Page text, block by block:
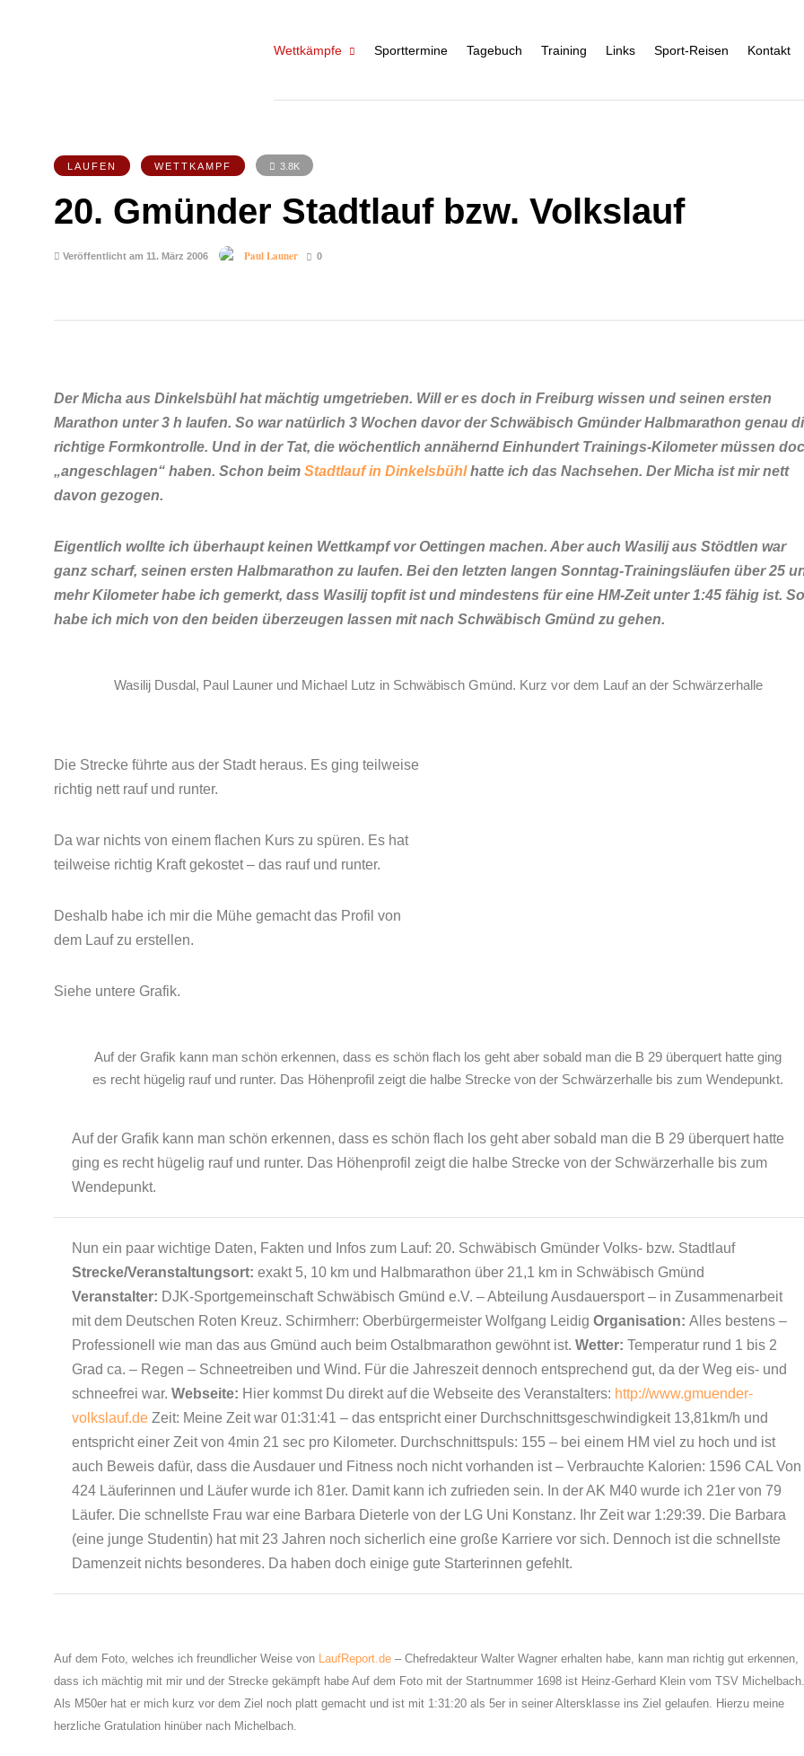
Wettkämpfe Sporttermine Tagebuch Training Links Sport-Reisen Kontakt
LAUFEN WETTKAMPF 3.8K
20. Gmünder Stadtlauf bzw. Volkslauf
Veröffentlicht am 11. März 2006 Paul Launer 0
Der Micha aus Dinkelsbühl hat mächtig umgetrieben. Will er es doch in Freiburg wissen und seinen ersten
Marathon unter 3 h laufen. So war natürlich 3 Wochen davor der Schwäbisch Gmünder Halbmarathon genau
richtige Formkontrolle. Und in der Tat, die wöchentlich annähernd Einhundert Trainings-Kilometer müssen
„angeschlagen“ haben. Schon beim Stadtlauf in Dinkelsbühlhatte ich das Nachsehen. Der Micha ist mir nett
davon gezogen.
Eigentlich wollte ich überhaupt keinen Wettkampf vor Oettingen machen. Aber auch Wasilij aus Stödtlen war
ganz scharf, seinen ersten Halbmarathon zu laufen. Bei den letzten langen Sonntag-Trainingsläufen über 25
mehr Kilometer habe ich gemerkt, dass Wasilij topfit ist und mindestens für eine HM-Zeit unter 1:45 fähig ist. So
habe ich mich von den beiden überzeugen lassen mit nach Schwäbisch Gmünd zu gehen.
Wasilij Dusdal, Paul Launer und Michael Lutz in Schwäbisch Gmünd. Kurz vor dem Lauf an der Schwärzerhalle
Die Strecke führte aus der Stadt heraus. Es ging teilweise
richtig nett rauf und runter.
Da war nichts von einem flachen Kurs zu spüren. Es hat
teilweise richtig Kraft gekostet – das rauf und runter.
Deshalb habe ich mir die Mühe gemacht das Profil von
dem Lauf zu erstellen.
Siehe untere Grafik.
Auf der Grafik kann man schön erkennen, dass es schön flach los geht aber sobald man die B 29 überquert hatte ging
es recht hügelig rauf und runter. Das Höhenprofil zeigt die halbe Strecke von der Schwärzerhalle bis zum Wendepunkt.
Auf der Grafik kann man schön erkennen, dass es schön flach los geht aber sobald man die B 29 überquert hatte
ging es recht hügelig rauf und runter. Das Höhenprofil zeigt die halbe Strecke von der Schwärzerhalle bis zum
Wendepunkt.
Nun ein paar wichtige Daten, Fakten und Infos zum Lauf: 20. Schwäbisch Gmünder Volks- bzw. Stadtlauf
Strecke/Veranstaltungsort: exakt 5, 10 km und Halbmarathon über 21,1 km in Schwäbisch Gmünd
Veranstalter: DJK-Sportgemeinschaft Schwäbisch Gmünd e.V. – Abteilung Ausdauersport – in Zusammenarbeit
mit dem Deutschen Roten Kreuz. Schirmherr: Oberbürgermeister Wolfgang Leidig Organisation: Alles bestens –
Professionell wie man das aus Gmünd auch beim Ostalbmarathon gewöhnt ist. Wetter: Temperatur rund 1 bis 2
Grad ca. – Regen – Schneetreiben und Wind. Für die Jahreszeit dennoch entsprechend gut, da der Weg eis- und
schneefrei war. Webseite: Hier kommst Du direkt auf die Webseite des Veranstalters: http://www.gmuender-
volkslauf.de Zeit: Meine Zeit war 01:31:41 – das entspricht einer Durchschnittsgeschwindigkeit 13,81km/h und
entspricht einer Zeit von 4min 21 sec pro Kilometer. Durchschnittspuls: 155 – bei einem HM viel zu hoch und ist
auch Beweis dafür, dass die Ausdauer und Fitness noch nicht vorhanden ist – Verbrauchte Kalorien: 1596 CAL Von
424 Läuferinnen und Läufer wurde ich 81er. Damit kann ich zufrieden sein. In der AK M40 wurde ich 21er von 79
Läufer. Die schnellste Frau war eine Barbara Dieterle von der LG Uni Konstanz. Ihr Zeit war 1:29:39. Die Barbara
(eine junge Studentin) hat mit 23 Jahren noch sicherlich eine große Karriere vor sich. Dennoch ist die schnellste
Damenzeit nichts besonderes. Da haben doch einige gute Starterinnen gefehlt.
Auf dem Foto, welches ich freundlicher Weise von LaufReport.de – Chefredakteur Walter Wagner erhalten habe, kann man richtig gut erkennen,
dass ich mächtig mit mir und der Strecke gekämpft habe Auf dem Foto mit der Startnummer 1698 ist Heinz-Gerhard Klein vom TSV Michelbach.
Als M50er hat er mich kurz vor dem Ziel noch platt gemacht und ist mit 1:31:20 als 5er in seiner Altersklasse ins Ziel gelaufen. Hierzu meine
herzliche Gratulation hinüber nach Michelbach.